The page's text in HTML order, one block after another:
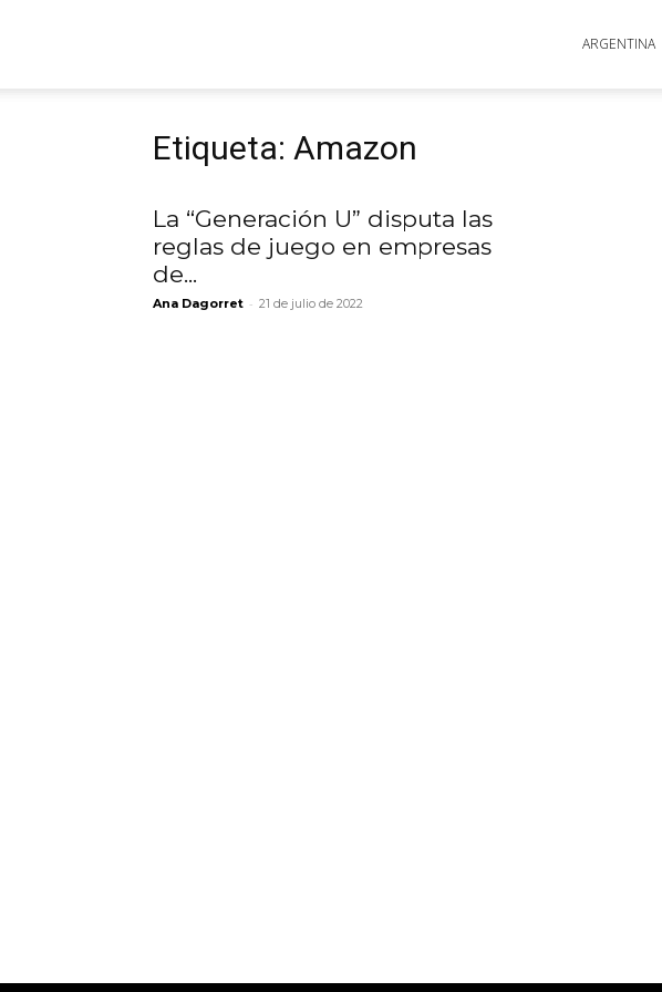
ARGENTINA
Etiqueta: Amazon
La “Generación U” disputa las
reglas de juego en empresas
de...
Ana Dagorret - 21 de julio de 2022